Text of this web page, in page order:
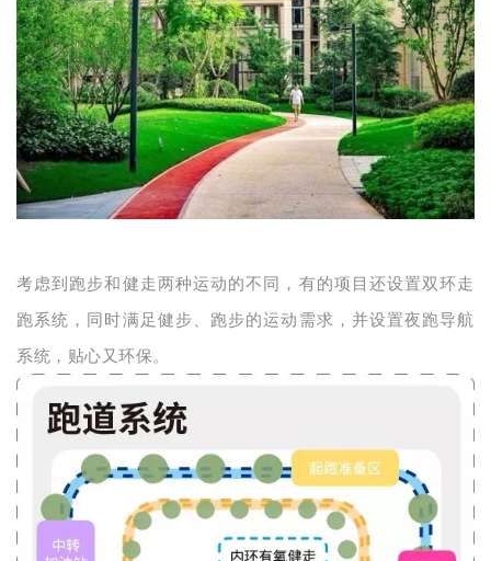
考虑到跑步和健走两种运动的不同，有的项目还设置双环走
跑系统，同时满足健步、跑步的运动需求，并设置夜跑导航
系统，贴心又环保。